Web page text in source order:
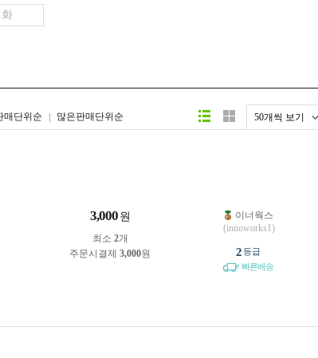
매단위순 많은판매단위순 50개씩 보기
3,000 원
최소 2개
주문시결제 3,000원
이너웍스
(innoworks1)
2등급
빠른배송